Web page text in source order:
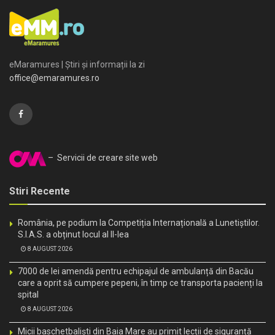
eMaramures | Știri și informații la zi
office@emaramures.ro
– Servicii de creare site web
Stiri Recente
România, pe podium la Competiția Internațională a Lunetiștilor.
S.I.A.S. a obținut locul al II-lea
8 AUGUST 2026
7000 de lei amendă pentru echipajul de ambulanță din Bacău
care a oprit să cumpere pepeni, în timp ce transporta pacienți la
spital
8 AUGUST 2026
Micii baschetbaliști din Baia Mare au primit lecții de siguranță